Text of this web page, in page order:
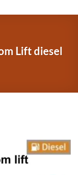
Lift diesel